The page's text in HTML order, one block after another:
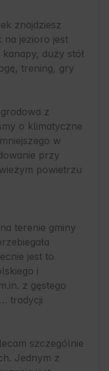
znajdziesz
na jezioro jest
duży stół
trening, gry
z
o klimatyczne
w
przy
powietrzu
terenie gminy
jest to
i
z gęstego
tradycji
szczególnie
Jednym z